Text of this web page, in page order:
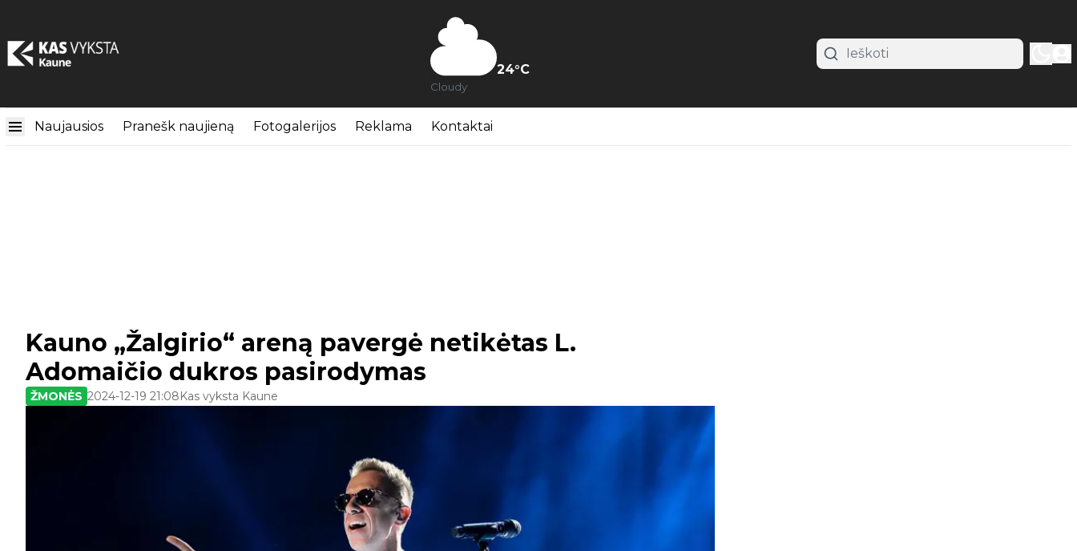
24°C
Cloudy
Naujausios Pranešk naujieną Fotogalerijos Reklama Kontaktai
Kauno „Žalgirio“ areną pavergė netikėtas L.
Adomaičio dukros pasirodymas
ŽMONĖS 2024-12-19 21:08Kas vyksta Kaune